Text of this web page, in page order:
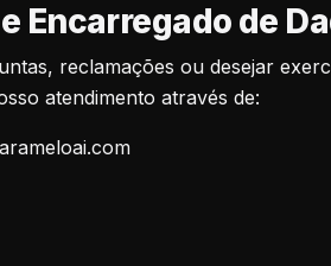
Encarregado de
reclamações ou desejar
atendimento através de: